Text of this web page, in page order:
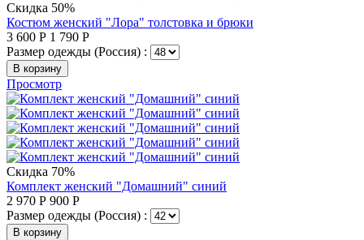
Скидка 50%
Костюм женский "Лора" толстовка и брюки
3 600 Р 1 790 Р
Размер одежды (Россия) :
В корзину
Просмотр
Скидка 70%
Комплект женский "Домашний" синий
2 970 Р 900 Р
Размер одежды (Россия) :
В корзину